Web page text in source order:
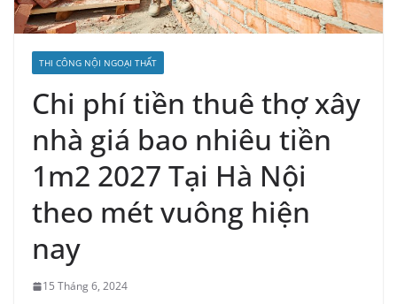
THI CÔNG NỘI NGOẠI THẤT
Chi phí tiền thuê thợ xây
nhà giá bao nhiêu tiền
1m2 2027 Tại Hà Nội
theo mét vuông hiện
nay
15 Tháng 6, 2024